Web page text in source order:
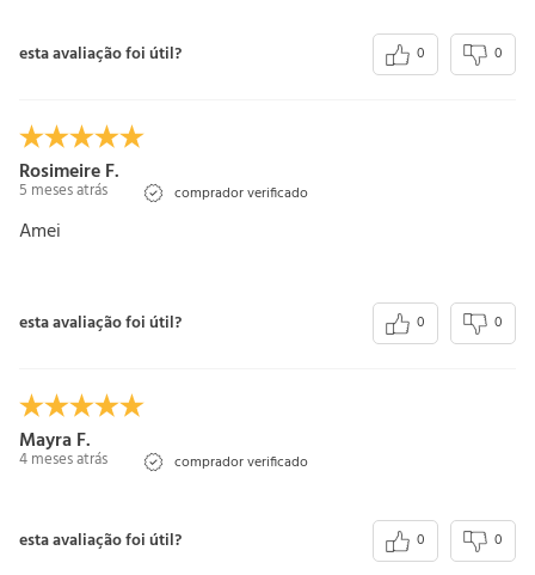
esta avaliação foi útil? 0 0
Rosimeire F.
5 meses atrás comprador verificado
Amei
esta avaliação foi útil? 0 0
Mayra F.
4 meses atrás comprador verificado
esta avaliação foi útil? 0 0